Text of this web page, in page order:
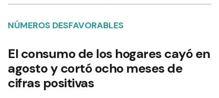
NÚMEROS DESFAVORABLES
El consumo de los hogares cayó en
agosto y cortó ocho meses de
cifras positivas